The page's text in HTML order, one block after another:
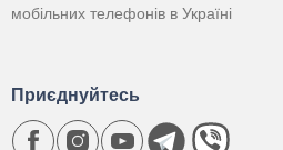
мобільних телефонів в Україні
Приєднуйтесь